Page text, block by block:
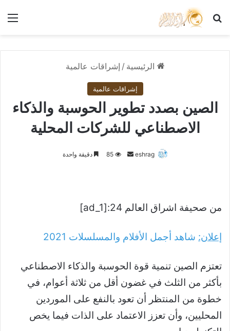
بحث عن
الرئيسية / إشراقات عالمية
إشراقات عالمية
الصين بصدد تطوير الحوسبة والذكاء
الاصطناعي للشركات المحلية
eshrag
أرسل85 دقيقة واحدة
من صحيفة اشراق العالم 24:[ad_1]
إعلان: شاهد أجمل الأفلام والمسلسلات 2021
تعتزم الصين تنمية قوة الحوسبة والذكاء الاصطناعي
بأكثر من الثلث في غضون أقل من ثلاثة أعوام، في
خطوة من المنتظر أن تعود بالنفع على الموردين
المحليين، وأن تعزز الاعتماد على الذات فيما يخص